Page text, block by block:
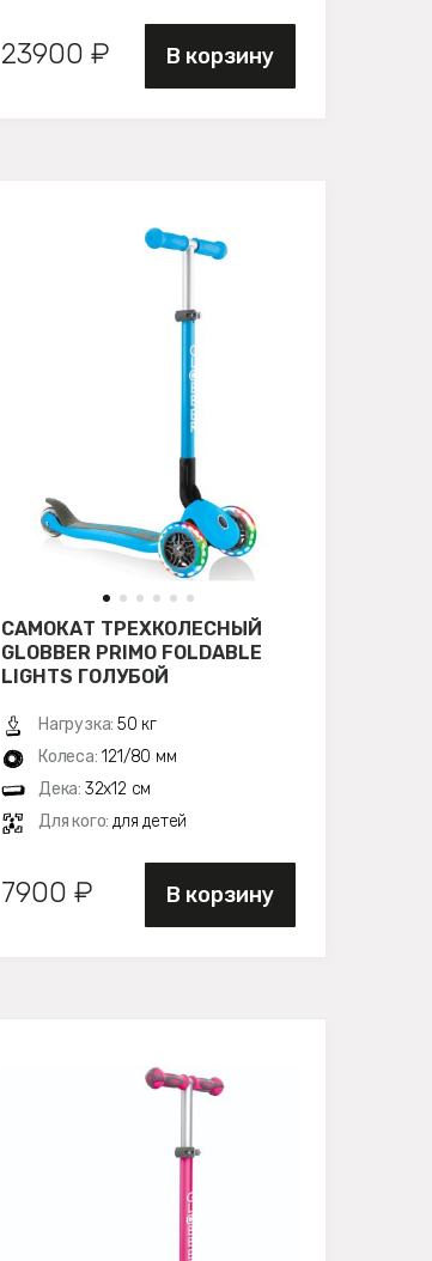
23900 ₽ В корзину
САМОКАТ ТРЕХКОЛЕСНЫЙ
GLOBBER PRIMO FOLDABLE
LIGHTS ГОЛУБОЙ
Нагрузка: 50 кг
Колеса: 121/80 мм
Дека: 32х12 см
Для кого: для детей
7900 ₽ В корзину